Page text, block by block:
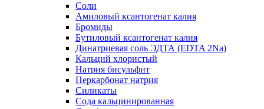
Соли
Амиловый ксантогенат калия
Бромиды
Бутиловый ксантогенат калия
Динатриевая соль ЭДТА (EDTA 2Na)
Кальций хлористый
Натрия бисульфит
Перкарбонат натрия
Силикаты
Сода кальцинированная